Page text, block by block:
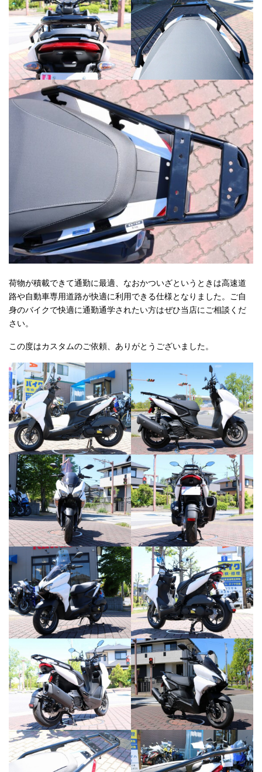
荷物が積載できて通勤に最適、なおかついざというときは高速道
路や自動車専用道路が快適に利用できる仕様となりました。ご自
身のバイクで快適に通勤通学されたい方はぜひ当店にご相談くだ
さい。
この度はカスタムのご依頼、ありがとうございました。